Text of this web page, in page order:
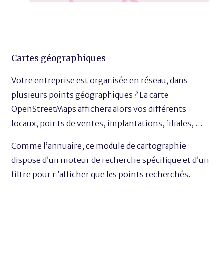
Cartes géographiques
Votre entreprise est organisée en réseau, dans
plusieurs points géographiques ? La carte
OpenStreetMaps affichera alors vos différents
locaux, points de ventes, implantations, filiales, …
Comme l’annuaire, ce module de cartographie
dispose d’un moteur de recherche spécifique et d’un
filtre pour n’afficher que les points recherchés.